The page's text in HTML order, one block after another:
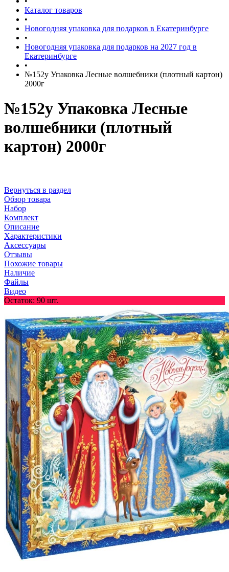
Каталог товаров
•
Новогодняя упаковка для подарков в Екатеринбурге
•
Новогодняя упаковка для подарков на 2027 год в
Екатеринбурге
•
№152у Упаковка Лесные волшебники (плотный картон)
2000г
№152у Упаковка Лесные
волшебники (плотный
картон) 2000г
Вернуться в раздел
Обзор товара
Набор
Комплект
Описание
Характеристики
Аксессуары
Отзывы
Похожие товары
Наличие
Файлы
Видео
Остаток: 90 шт.